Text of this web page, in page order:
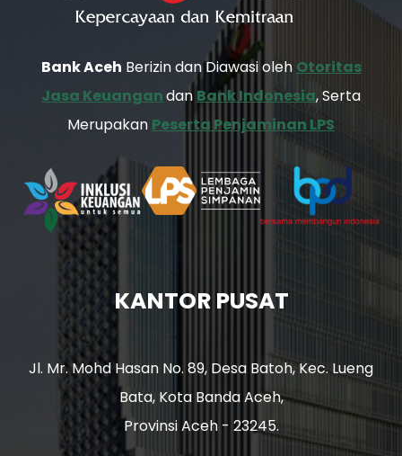
Bank Aceh Berizin dan Diawasi oleh Otoritas
Jasa Keuangandan Bank Indonesia, Serta
Merupakan Peserta Penjaminan LPS
KANTOR PUSAT
Jl. Mr. Mohd Hasan No. 89, Desa Batoh, Kec. Lueng
Bata, Kota Banda Aceh,
Provinsi Aceh - 23245.